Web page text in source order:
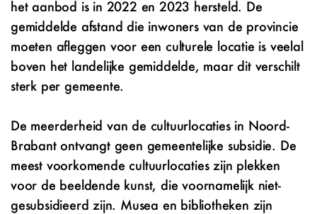
het aanbod is in 2022 en 2023 hersteld. De
gemiddelde afstand die inwoners van de provincie
moeten afleggen voor een culturele locatie is veelal
boven het landelijke gemiddelde, maar dit verschilt
sterk per gemeente.
De meerderheid van de cultuurlocaties in Noord-
Brabant ontvangt geen gemeentelijke subsidie. De
meest voorkomende cultuurlocaties zijn plekken
voor de beeldende kunst, die voornamelijk niet-
gesubsidieerd zijn. Musea en bibliotheken zijn